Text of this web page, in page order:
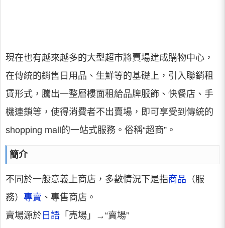
現在也有越來越多的大型超市將賣場建成購物中心，
在傳統的銷售日用品、生鮮等的基礎上，引入聯銷租
賃形式，騰出一整層樓面租給品牌服飾、快餐店、手
機連鎖等，使得消費者不出賣場，即可享受到傳統的
shopping mall的一站式服務。俗稱“超商”。
簡介
不同於一般意義上商店，多數情況下是指商品 （服
務） 專賣 、專售商店。
賣場源於 日語 「売場」→“賣場”